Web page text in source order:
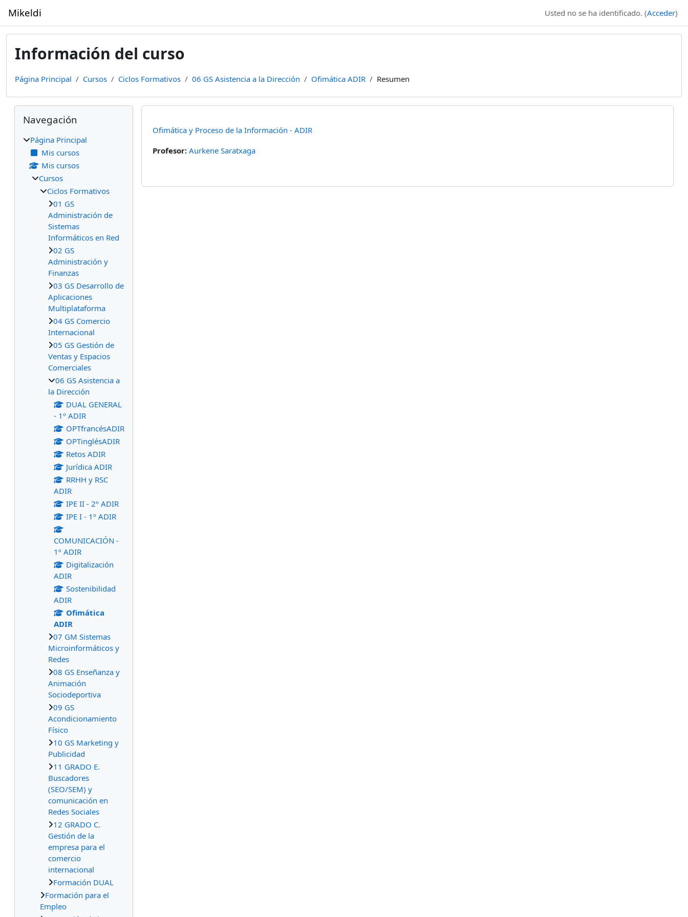
Mikeldi Usted no se ha identificado. (Acceder)
Información del curso
Página Principal Cursos Ciclos Formativos 06 GS Asistencia a la Dirección Ofimática ADIR Resumen
Ofimática y Proceso de la Información - ADIR
Profesor: Aurkene Saratxaga
Bloques
Salta Navegación
Navegación
Página Principal
Mis cursos
Mis cursos
Cursos
Ciclos Formativos
01 GS
Administración de
Sistemas
Informáticos en Red
02 GS
Administración y
Finanzas
03 GS Desarrollo de
Aplicaciones
Multiplataforma
04 GS Comercio
Internacional
05 GS Gestión de
Ventas y Espacios
Comerciales
06 GS Asistencia a
la Dirección
DUAL GENERAL
- 1º ADIR
OPTfrancésADIR
OPTinglésADIR
Retos ADIR
Jurídica ADIR
RRHH y RSC
ADIR
IPE II - 2º ADIR
IPE I - 1º ADIR
COMUNICACIÓN -
1º ADIR
Digitalización
ADIR
Sostenibilidad
ADIR
Ofimática
ADIR
07 GM Sistemas
Microinformáticos y
Redes
08 GS Enseñanza y
Animación
Sociodeportiva
09 GS
Acondicionamiento
Físico
10 GS Marketing y
Publicidad
11 GRADO E.
Buscadores
(SEO/SEM) y
comunicación en
Redes Sociales
12 GRADO C.
Gestión de la
empresa para el
comercio
internacional
Formación DUAL
Formación para el
Empleo